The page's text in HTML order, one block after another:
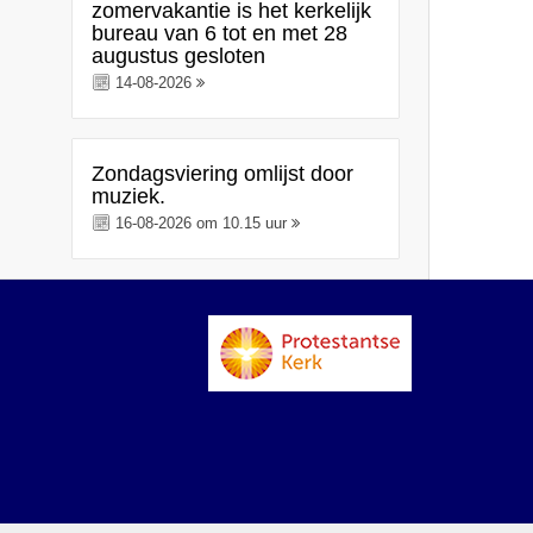
zomervakantie is het kerkelijk
bureau van 6 tot en met 28
augustus gesloten
14-08-2026
Zondagsviering omlijst door
muziek.
16-08-2026 om 10.15 uur